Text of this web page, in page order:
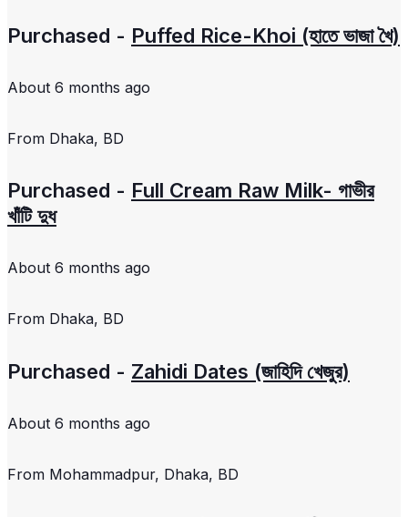
Purchased - Puffed Rice-Khoi (হাতে ভাজা খৈ)
About 6 months ago
From Dhaka, BD
Purchased - Full Cream Raw Milk- গাভীর
খাঁটি দুধ
About 6 months ago
From Dhaka, BD
Purchased - Zahidi Dates (জাহিদি খেজুর)
About 6 months ago
From Mohammadpur, Dhaka, BD